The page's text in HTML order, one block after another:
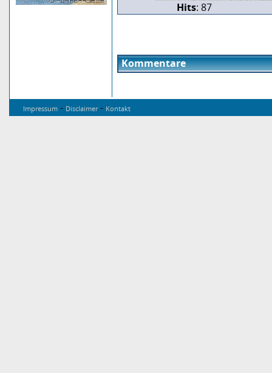
Hits: 87
Kommentare
Impressum - Disclaimer- Kontakt